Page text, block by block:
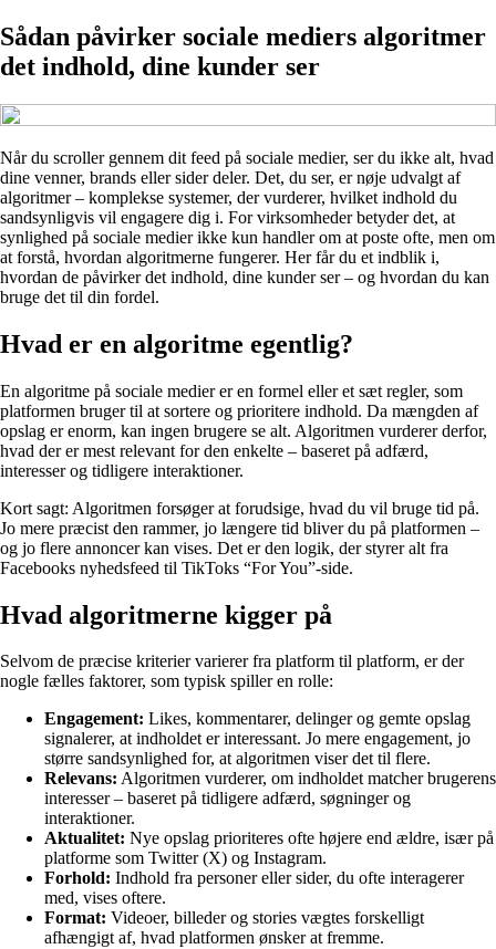
Sådan påvirker sociale mediers algoritmer
det indhold, dine kunder ser
Når du scroller gennem dit feed på sociale medier, ser du ikke alt, hvad
dine venner, brands eller sider deler. Det, du ser, er nøje udvalgt af
algoritmer – komplekse systemer, der vurderer, hvilket indhold du
sandsynligvis vil engagere dig i. For virksomheder betyder det, at
synlighed på sociale medier ikke kun handler om at poste ofte, men om
at forstå, hvordan algoritmerne fungerer. Her får du et indblik i,
hvordan de påvirker det indhold, dine kunder ser – og hvordan du kan
bruge det til din fordel.
Hvad er en algoritme egentlig?
En algoritme på sociale medier er en formel eller et sæt regler, som
platformen bruger til at sortere og prioritere indhold. Da mængden af
opslag er enorm, kan ingen brugere se alt. Algoritmen vurderer derfor,
hvad der er mest relevant for den enkelte – baseret på adfærd,
interesser og tidligere interaktioner.
Kort sagt: Algoritmen forsøger at forudsige, hvad du vil bruge tid på.
Jo mere præcist den rammer, jo længere tid bliver du på platformen –
og jo flere annoncer kan vises. Det er den logik, der styrer alt fra
Facebooks nyhedsfeed til TikToks “For You”-side.
Hvad algoritmerne kigger på
Selvom de præcise kriterier varierer fra platform til platform, er der
nogle fælles faktorer, som typisk spiller en rolle:
Engagement: Likes, kommentarer, delinger og gemte opslag
signalerer, at indholdet er interessant. Jo mere engagement, jo
større sandsynlighed for, at algoritmen viser det til flere.
Relevans: Algoritmen vurderer, om indholdet matcher brugerens
interesser – baseret på tidligere adfærd, søgninger og
interaktioner.
Aktualitet: Nye opslag prioriteres ofte højere end ældre, især på
platforme som Twitter (X) og Instagram.
Forhold: Indhold fra personer eller sider, du ofte interagerer
med, vises oftere.
Format: Videoer, billeder og stories vægtes forskelligt
afhængigt af, hvad platformen ønsker at fremme.